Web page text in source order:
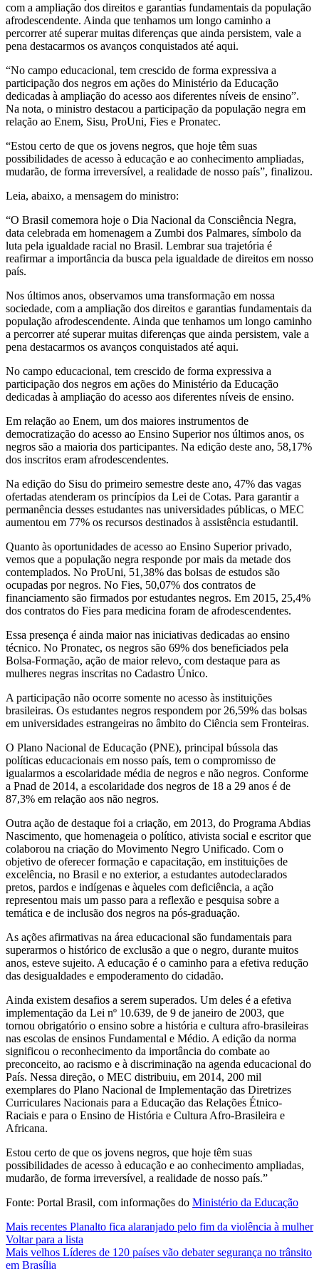
com a ampliação dos direitos e garantias fundamentais da população
afrodescendente. Ainda que tenhamos um longo caminho a
percorrer até superar muitas diferenças que ainda persistem, vale a
pena destacarmos os avanços conquistados até aqui.
“No campo educacional, tem crescido de forma expressiva a
participação dos negros em ações do Ministério da Educação
dedicadas à ampliação do acesso aos diferentes níveis de ensino”.
Na nota, o ministro destacou a participação da população negra em
relação ao Enem, Sisu, ProUni, Fies e Pronatec.
“Estou certo de que os jovens negros, que hoje têm suas
possibilidades de acesso à educação e ao conhecimento ampliadas,
mudarão, de forma irreversível, a realidade de nosso país”, finalizou.
Leia, abaixo, a mensagem do ministro:
“O Brasil comemora hoje o Dia Nacional da Consciência Negra,
data celebrada em homenagem a Zumbi dos Palmares, símbolo da
luta pela igualdade racial no Brasil. Lembrar sua trajetória é
reafirmar a importância da busca pela igualdade de direitos em nosso
país.
Nos últimos anos, observamos uma transformação em nossa
sociedade, com a ampliação dos direitos e garantias fundamentais da
população afrodescendente. Ainda que tenhamos um longo caminho
a percorrer até superar muitas diferenças que ainda persistem, vale a
pena destacarmos os avanços conquistados até aqui.
No campo educacional, tem crescido de forma expressiva a
participação dos negros em ações do Ministério da Educação
dedicadas à ampliação do acesso aos diferentes níveis de ensino.
Em relação ao Enem, um dos maiores instrumentos de
democratização do acesso ao Ensino Superior nos últimos anos, os
negros são a maioria dos participantes. Na edição deste ano, 58,17%
dos inscritos eram afrodescendentes.
Na edição do Sisu do primeiro semestre deste ano, 47% das vagas
ofertadas atenderam os princípios da Lei de Cotas. Para garantir a
permanência desses estudantes nas universidades públicas, o MEC
aumentou em 77% os recursos destinados à assistência estudantil.
Quanto às oportunidades de acesso ao Ensino Superior privado,
vemos que a população negra responde por mais da metade dos
contemplados. No ProUni, 51,38% das bolsas de estudos são
ocupadas por negros. No Fies, 50,07% dos contratos de
financiamento são firmados por estudantes negros. Em 2015, 25,4%
dos contratos do Fies para medicina foram de afrodescendentes.
Essa presença é ainda maior nas iniciativas dedicadas ao ensino
técnico. No Pronatec, os negros são 69% dos beneficiados pela
Bolsa-Formação, ação de maior relevo, com destaque para as
mulheres negras inscritas no Cadastro Único.
A participação não ocorre somente no acesso às instituições
brasileiras. Os estudantes negros respondem por 26,59% das bolsas
em universidades estrangeiras no âmbito do Ciência sem Fronteiras.
O Plano Nacional de Educação (PNE), principal bússola das
políticas educacionais em nosso país, tem o compromisso de
igualarmos a escolaridade média de negros e não negros. Conforme
a Pnad de 2014, a escolaridade dos negros de 18 a 29 anos é de
87,3% em relação aos não negros.
Outra ação de destaque foi a criação, em 2013, do Programa Abdias
Nascimento, que homenageia o político, ativista social e escritor que
colaborou na criação do Movimento Negro Unificado. Com o
objetivo de oferecer formação e capacitação, em instituições de
excelência, no Brasil e no exterior, a estudantes autodeclarados
pretos, pardos e indígenas e àqueles com deficiência, a ação
representou mais um passo para a reflexão e pesquisa sobre a
temática e de inclusão dos negros na pós-graduação.
As ações afirmativas na área educacional são fundamentais para
superarmos o histórico de exclusão a que o negro, durante muitos
anos, esteve sujeito. A educação é o caminho para a efetiva redução
das desigualdades e empoderamento do cidadão.
Ainda existem desafios a serem superados. Um deles é a efetiva
implementação da Lei nº 10.639, de 9 de janeiro de 2003, que
tornou obrigatório o ensino sobre a história e cultura afro-brasileiras
nas escolas de ensinos Fundamental e Médio. A edição da norma
significou o reconhecimento da importância do combate ao
preconceito, ao racismo e à discriminação na agenda educacional do
País. Nessa direção, o MEC distribuiu, em 2014, 200 mil
exemplares do Plano Nacional de Implementação das Diretrizes
Curriculares Nacionais para a Educação das Relações Étnico-
Raciais e para o Ensino de História e Cultura Afro-Brasileira e
Africana.
Estou certo de que os jovens negros, que hoje têm suas
possibilidades de acesso à educação e ao conhecimento ampliadas,
mudarão, de forma irreversível, a realidade de nosso país.”
Fonte: Portal Brasil, com informações do Ministério da Educação
Mais recentes Planalto fica alaranjado pelo fim da violência à mulher
Voltar para a lista
Mais velhos Líderes de 120 países vão debater segurança no trânsito
em Brasília